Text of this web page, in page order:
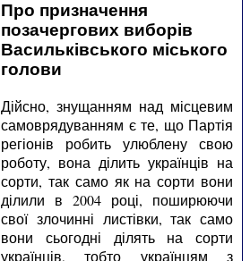
Про призначення
позачергових виборів
Васильківського міського
голови
Дійсно, знущанням над місцевим
самоврядуванням є те, що Партія
регіонів робить улюблену свою
роботу, вона ділить українців на
сорти, так само як на сорти вони
ділили в 2004 році, поширюючи
свої злочинні листівки, так само
вони сьогодні ділять на сорти
українців, тобто українцям з